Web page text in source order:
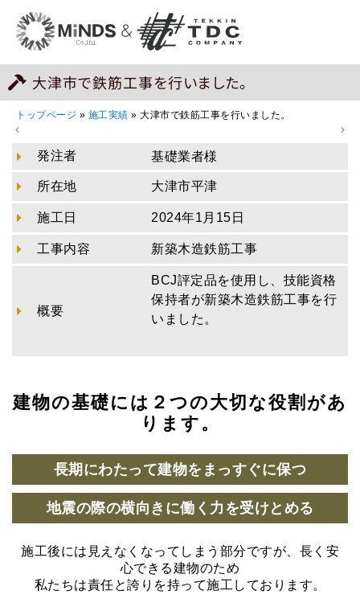
大津市で鉄筋工事を行いました。
トップページ » 施工実績 » 大津市で鉄筋工事を行いました。
発注者 基礎業者様
所在地 大津市平津
施工日 2024年1月15日
工事内容 新築木造鉄筋工事
概要
BCJ評定品を使用し、技能資格
保持者が新築木造鉄筋工事を行
いました。
建物の基礎には２つの大切な役割があ
ります。
長期にわたって建物をまっすぐに保つ
地震の際の横向きに働く力を受けとめる
施工後には見えなくなってしまう部分ですが、長く安
心できる建物のため
私たちは責任と誇りを持って施工しております。